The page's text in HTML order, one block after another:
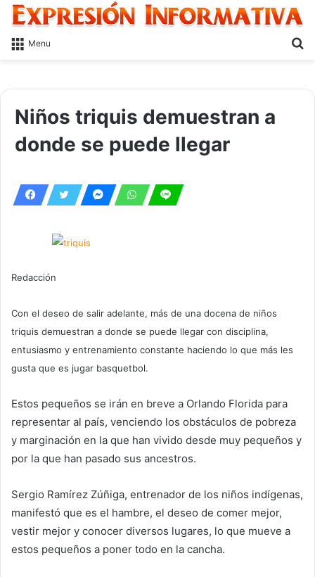
Menu
Niños triquis demuestran a
donde se puede llegar
Redacción
Con el deseo de salir adelante, más de una docena de niños
triquis demuestran a donde se puede llegar con disciplina,
entusiasmo y entrenamiento constante haciendo lo que más les
gusta que es jugar basquetbol.
Estos pequeños se irán en breve a Orlando Florida para
representar al país, venciendo los obstáculos de pobreza
y marginación en la que han vivido desde muy pequeños y
por la que han pasado sus ancestros.
Sergio Ramírez Zúñiga, entrenador de los niños indígenas,
manifestó que es el hambre, el deseo de comer mejor,
vestir mejor y conocer diversos lugares, lo que mueve a
estos pequeños a poner todo en la cancha.